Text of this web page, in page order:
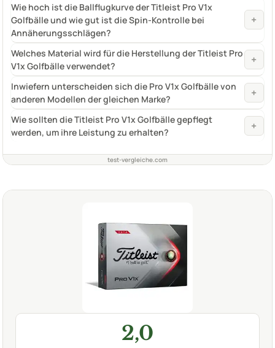
Wie hoch ist die Ballflugkurve der Titleist Pro V1x
Golfbälle und wie gut ist die Spin-Kontrolle bei
Annäherungsschlägen?
+
Welches Material wird für die Herstellung der Titleist Pro
V1x Golfbälle verwendet?
+
Inwiefern unterscheiden sich die Pro V1x Golfbälle von
anderen Modellen der gleichen Marke?
+
Wie sollten die Titleist Pro V1x Golfbälle gepflegt
werden, um ihre Leistung zu erhalten?
+
test-vergleiche.com
2,0